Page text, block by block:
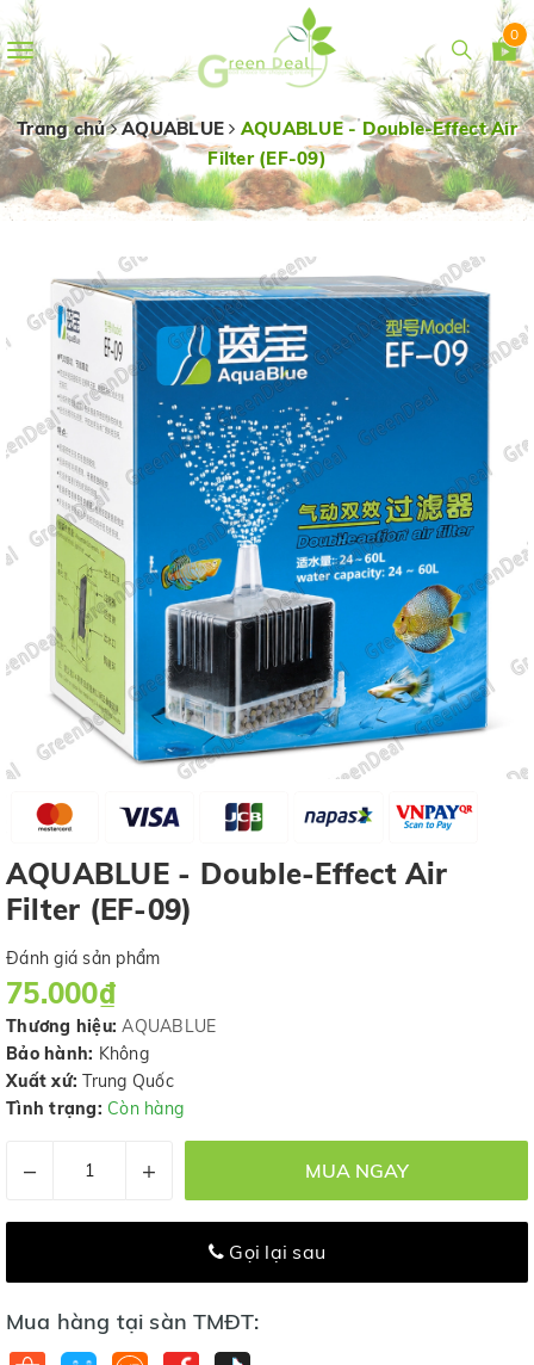
Toggle
navigation
0
Trang chủ AQUABLUE
AQUABLUE - Double-Effect Air
Filter (EF-09)
AQUABLUE - Double-Effect Air
Filter (EF-09)
Đánh giá sản phẩm
75.000₫
Thương hiệu: AQUABLUE
Bảo hành: Không
Xuất xứ: Trung Quốc
Tình trạng: Còn hàng
– + MUA NGAY
Gọi lại sau
Mua hàng tại sàn TMĐT: